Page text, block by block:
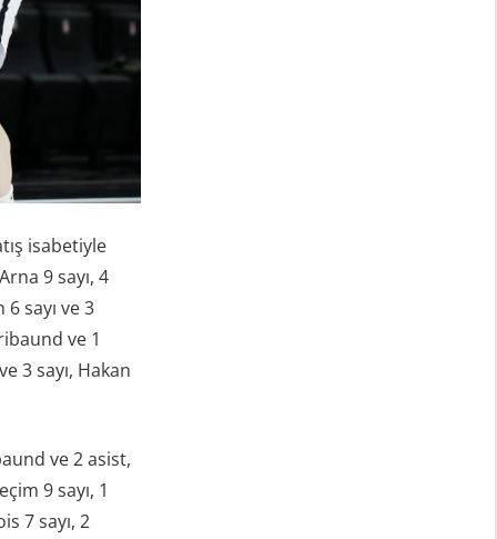
isabetiyle
9 sayı, 4
sayı ve 3
ve 1
3 sayı, Hakan
ve 2 asist,
9 sayı, 1
7 sayı, 2